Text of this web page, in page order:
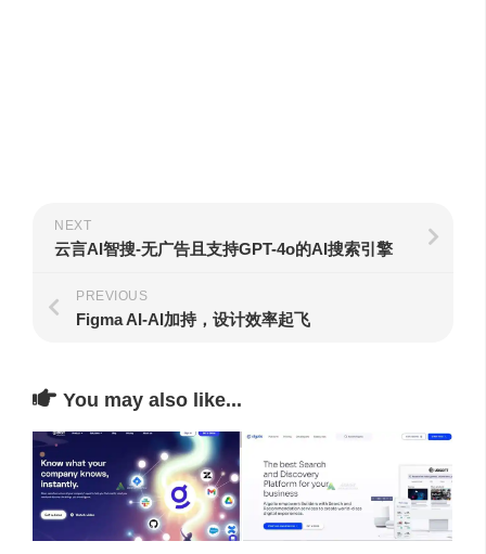
NEXT
云言AI智搜-无广告且支持GPT-4o的AI搜索引擎
PREVIOUS
Figma AI-AI加持，设计效率起飞
You may also like...